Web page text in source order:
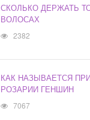
СКОЛЬКО ДЕРЖАТЬ
ВОЛОСАХ
2382
КАК НАЗЫВАЕТСЯ
РОЗАРИИ ГЕНШИН
7067